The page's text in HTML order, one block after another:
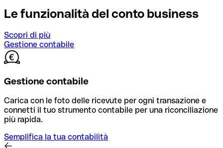
Le funzionalità del conto business
Scopri di più
Gestione contabile
Gestione contabile
Carica con le foto delle ricevute per ogni transazione e
connetti il tuo strumento contabile per una riconciliazione
più rapida.
Semplifica la tua contabilità